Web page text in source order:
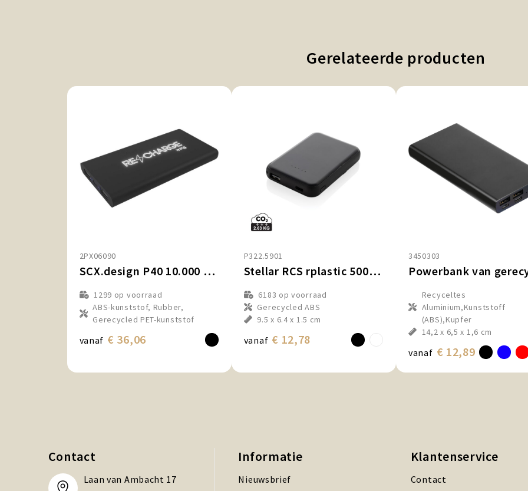
Gerelateerde producten
2PX06090
SCX.design P40 10.000 mAh draadloze rubberen powerbank met oplichtend
1299 op voorraad
ABS-kunststof, Rubber,
Gerecycled PET-kunststof
vanaf € 36,06
P322.5901
Stellar RCS rplastic 5000 mah 5W magnetische powerbank
6183 op voorraad
Gerecycled ABS
9.5 x 6.4 x 1.5 cm
vanaf € 12,78
3450303
Recyceltes
Aluminium,Kunststoff
(ABS),Kupfer
14,2 x 6,5 x 1,6 cm
vanaf € 12,89
Contact
Laan van Ambacht 17
Informatie
Nieuwsbrief
Klantenservice
Contact